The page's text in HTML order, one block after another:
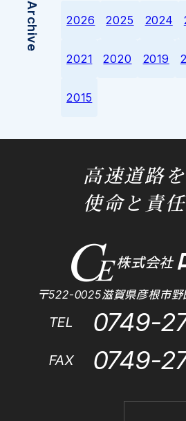
Archive 2026 2025 2024
2021 2020 2019
2015
高速道路
使命と責任
株式会社
〒522-0025滋賀県彦根市
TEL 0749-
FAX 0749-